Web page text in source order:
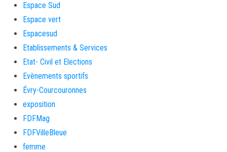
Espace Sud
Espace vert
Espacesud
Etablissements & Services
Etat- Civil et Elections
Evènements sportifs
Évry-Courcouronnes
exposition
FDFMag
FDFVilleBleue
femme